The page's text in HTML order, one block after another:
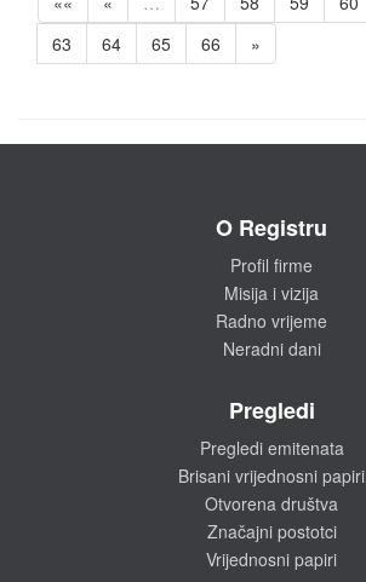
63
64 65 66 »
O Registru
Profil firme
Misija i vizija
Radno vrijeme
Neradni dani
Pregledi
Pregledi emitenata
Brisani vrijednosni papiri
Otvorena društva
Značajni postotci
Vrijednosni papiri